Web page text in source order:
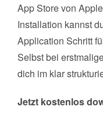
App Store von
Installation kannst
Application Schritt
Selbst bei
dich im klar
Jetzt kostenlos